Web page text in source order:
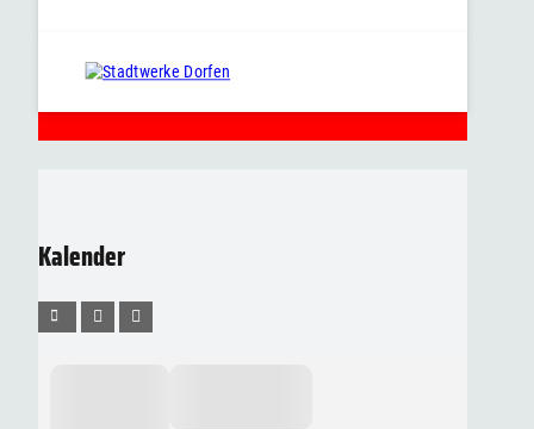
Kalender